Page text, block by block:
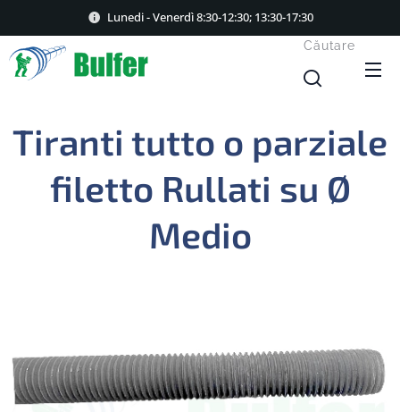
Lunedi - Venerdì 8:30-12:30; 13:30-17:30
Căutare
Tiranti tutto o parziale
filetto Rullati su Ø
Medio